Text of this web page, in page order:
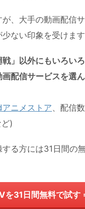
、大手の動画配信
ない印象を受けます
戦」以外にもいろい
配信サービスを選
アニメストア、配信
)
る方には31日間の
を31日間無料で試す